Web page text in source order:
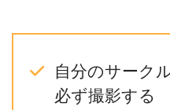
自分のサーク
必ず撮影する